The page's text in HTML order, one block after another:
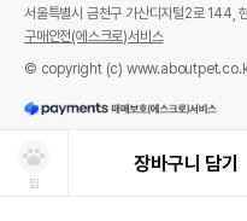
찜
장바구니 담기
서울특별시 금천구 가산디지털2로
구매안전(에스크로)서비스
© copyright (c)